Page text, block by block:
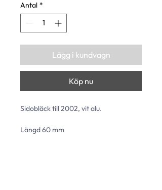
Antal *
Lägg i kundvagn
Köp nu
Sidobläck till 2002, vit alu.
Längd 60 mm